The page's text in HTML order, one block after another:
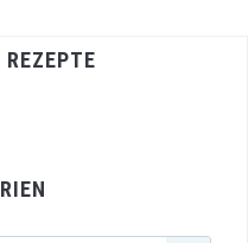
REZEPTE